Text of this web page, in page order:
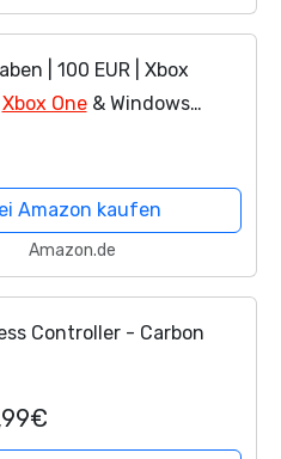
| 100 EUR | Xbox
Xbox One& Windows
Amazon kaufen
Amazon.de
Controller - Carbon